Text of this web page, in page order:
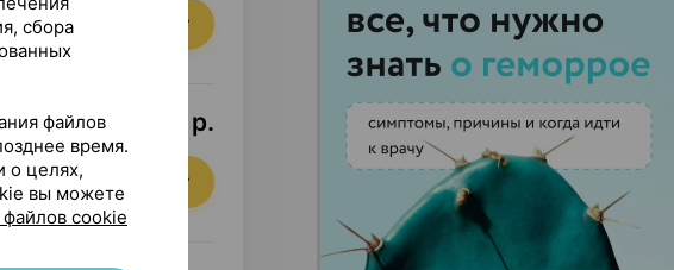
В корзину
33,88 р.
В корзину
сбора
файлов
время.
о целях,
вы можете
cookie